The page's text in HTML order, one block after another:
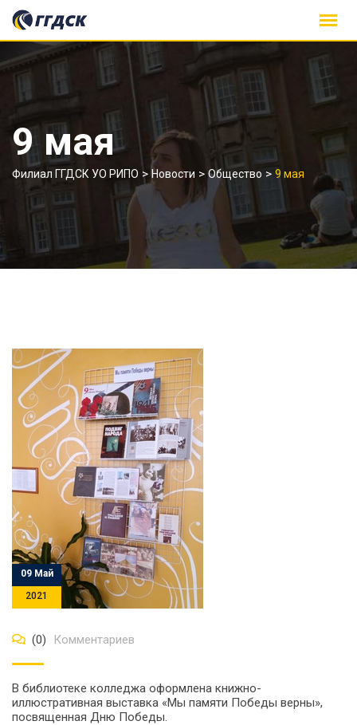
Skip
content
9 мая
Филиал ГГДСК УО РИПО > Новости >Общество > 9 мая
09 Май
2021
(0) Комментариев
В библиотеке колледжа оформлена книжно-
иллюстративная выставка «Мы памяти Победы верны»,
посвященная Дню Победы.